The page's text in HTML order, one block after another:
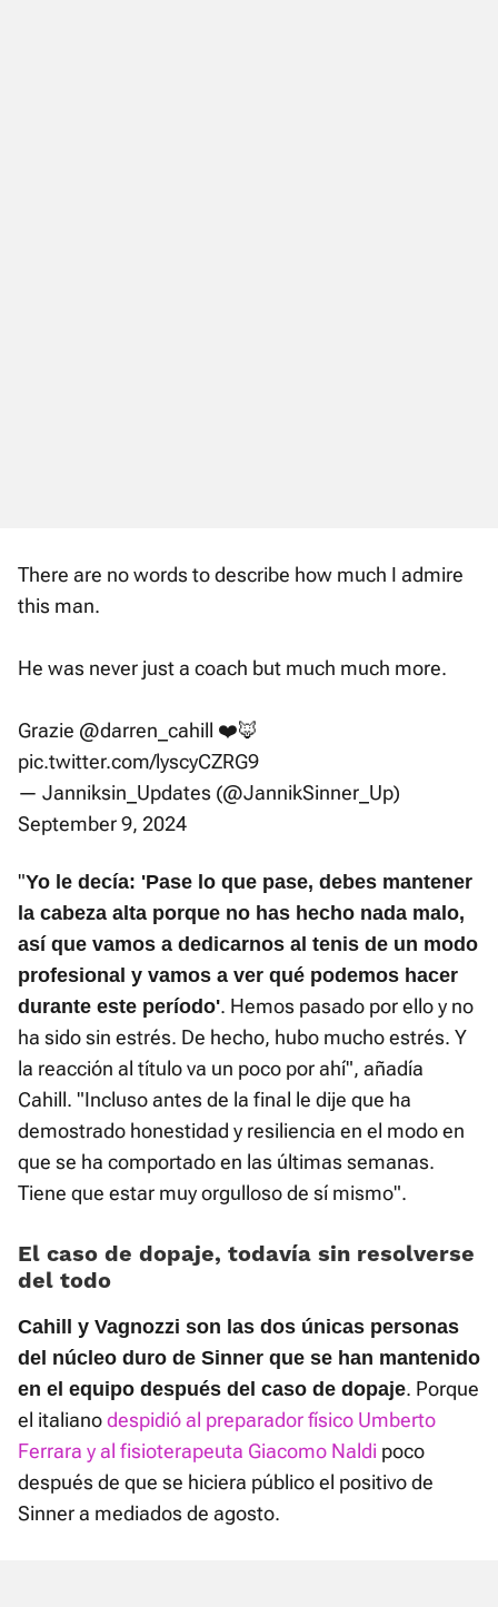
There are no words to describe how much I admire
this man.
He was never just a coach but much much more.
Grazie @darren_cahill ❤️🦊
pic.twitter.com/lyscyCZRG9
— Janniksin_Updates (@JannikSinner_Up)
September 9, 2024
"Yo le decía: 'Pase lo que pase, debes mantener
la cabeza alta porque no has hecho nada malo,
así que vamos a dedicarnos al tenis de un modo
profesional y vamos a ver qué podemos hacer
durante este período'. Hemos pasado por ello y no
ha sido sin estrés. De hecho, hubo mucho estrés. Y
la reacción al título va un poco por ahí", añadía
Cahill. "Incluso antes de la final le dije que ha
demostrado honestidad y resiliencia en el modo en
que se ha comportado en las últimas semanas.
Tiene que estar muy orgulloso de sí mismo".
El caso de dopaje, todavía sin resolverse
del todo
Cahill y Vagnozzi son las dos únicas personas
del núcleo duro de Sinner que se han mantenido
en el equipo después del caso de dopaje. Porque
el italianodespidió al preparador físico Umberto
Ferrara y al fisioterapeuta Giacomo Naldi poco
después de que se hiciera público el positivo de
Sinner a mediados de agosto.